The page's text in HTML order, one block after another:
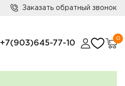
Заказать обратный звонок
+7(903)645-77-10
0